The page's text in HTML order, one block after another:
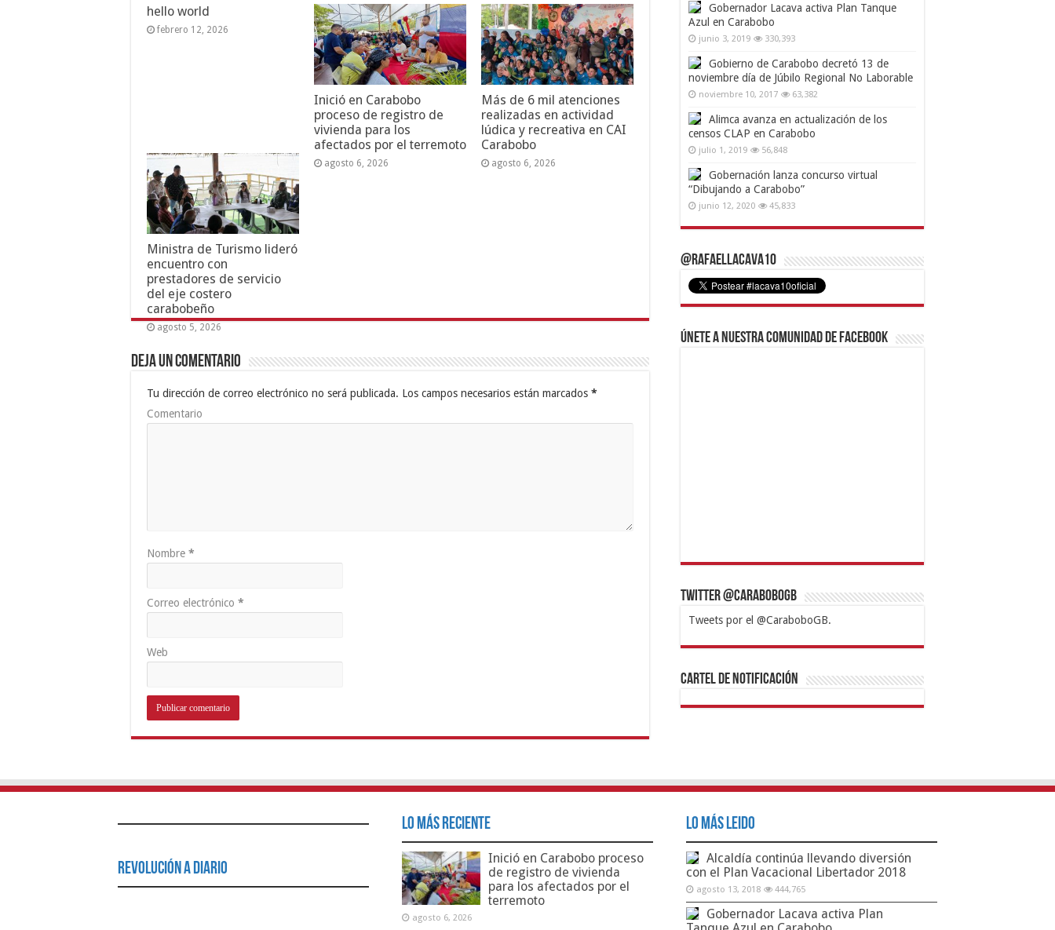
hello world
febrero 12, 2026
Inició en Carabobo
proceso de registro de
vivienda para los
afectados por el terremoto
agosto 6, 2026
Más de 6 mil atenciones
realizadas en actividad
lúdica y recreativa en CAI
Carabobo
agosto 6, 2026
Ministra de Turismo lideró
encuentro con
prestadores de servicio
del eje costero
carabobeño
agosto 5, 2026
Deja un comentario
Tu dirección de correo electrónico no será publicada. Los campos necesarios están marcados *
Comentario
Nombre *
Correo electrónico *
Web
Gobernador Lacava activa Plan Tanque
Azul en Carabobo
junio 3, 2019 330,393
Gobierno de Carabobo decretó 13 de
noviembre día de Júbilo Regional No Laborable
noviembre 10, 2017 63,382
Alimca avanza en actualización de los
censos CLAP en Carabobo
julio 1, 2019 56,848
Gobernación lanza concurso virtual
“Dibujando a Carabobo”
junio 12, 2020 45,833
@RafaelLacava10
Únete a nuestra comunidad de Facebook
Twitter @CaraboboGB
Tweets por el @CaraboboGB.
1xbetBetturkeyBetistKralbetSupertotobetTipobet
https://mvbcasino.com/
Cartel de Notificación
Revolución a Diario
Lo Más Reciente
Inició en Carabobo proceso
de registro de vivienda
para los afectados por el
terremoto
agosto 6, 2026
Lo Más Leido
Alcaldía continúa llevando diversión
con el Plan Vacacional Libertador 2018
agosto 13, 2018 444,765
Gobernador Lacava activa Plan